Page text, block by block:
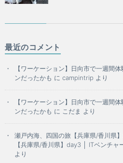
最近のコメント
【ワーケーション】日向市で一週間
ンだったかも に campintrip より
【ワーケーション】日向市で一週間
ンだったかも に こだま より
瀬戸内海、四国の旅【兵庫県/香川県
【兵庫県/香川県】day3 │ ITベンチ
より